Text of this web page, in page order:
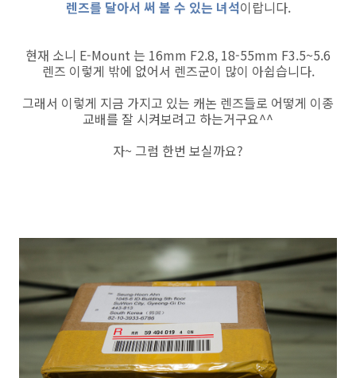
렌즈를 달아서 써 볼 수 있는 녀석이랍니다.
현재 소니 E-Mount 는 16mm F2.8, 18-55mm F3.5~5.6
렌즈 이렇게 밖에 없어서 렌즈군이 많이 아쉽습니다.
그래서 이렇게 지금 가지고 있는 캐논 렌즈들로 어떻게 이종
교배를 잘 시켜보려고 하는거구요^^
자~ 그럼 한번 보실까요?